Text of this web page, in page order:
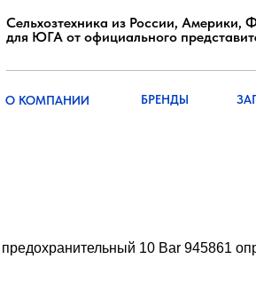
Сельхозтехника из России, Америки,
для ЮГА от официального
БРЕНДЫ
О КОМПАНИИ
О КОМПАНИИ БРЭНДЫ
10 Bar 945861